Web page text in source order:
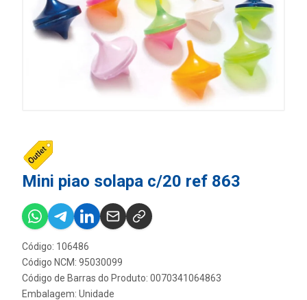
Mini piao solapa c/20 ref 863
Código: 106486
Código NCM: 95030099
Código de Barras do Produto: 0070341064863
Embalagem: Unidade